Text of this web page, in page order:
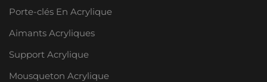
Porte-clés En Acrylique
Aimants Acryliques
Support Acrylique
Mousqueton Acrylique